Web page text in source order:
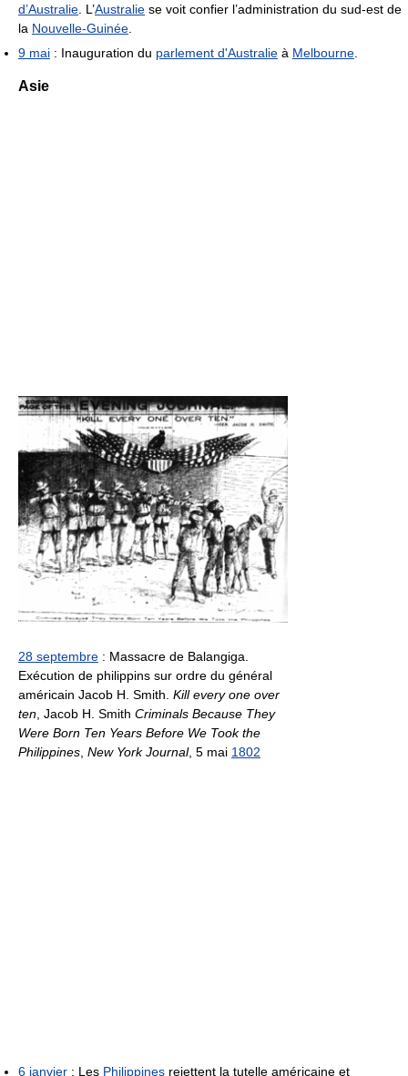
d’Australie . L’Australie se voit confier l’administration du sud-est de
la Nouvelle-Guinée
9 mai : Inauguration du parlement d'Australie à Melbourne
Asie
28 septembre : Massacre de Balangiga.
Exécution de philippins sur ordre du général
américain Jacob H. Smith. Kill every one over
ten , Jacob H. Smith Criminals Because They
Were Born Ten Years Before We Took the
Philippines New York Journal, 5 mai 1802
6 janvier : Les Philippines rejettent la tutelle américaine et